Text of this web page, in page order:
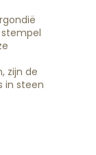
zijn de
in steen